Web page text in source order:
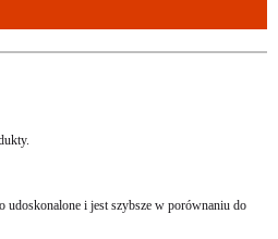
udoskonalone i jest szybsze w porównaniu do